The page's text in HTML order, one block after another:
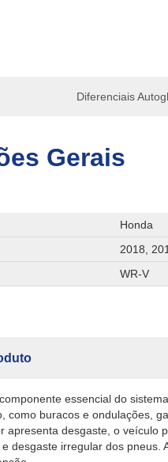
Diferenciais
Gerais
Honda
2018,
WR-V
essencial do
como buracos e ondulações,
apresenta desgaste, o veículo
desgaste irregular dos